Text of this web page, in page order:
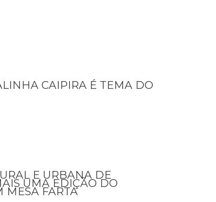
CAIPIRA É TEMA DO
E URBANA DE
UMA EDIÇÃO DO
MESA FARTA